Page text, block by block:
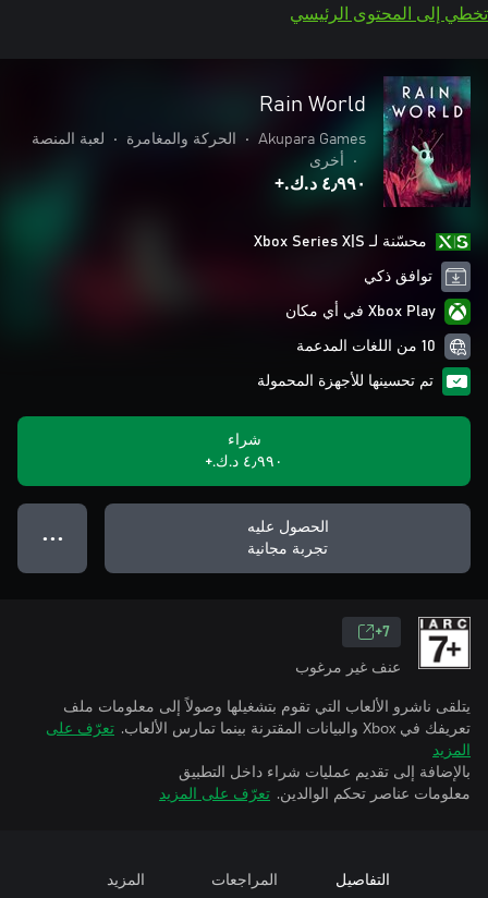
تخطي إلى المحتوى الرئيسي
Rain World
Akupara Games
• الحركة والمغامرة •
لعبة المنصة
•
أخرى
٤٫٩٩٠ د.ك.‏+
محسّنة لـ Xbox Series X|S
توافق ذكي
Xbox Play في أي مكان
10 من اللغات المدعمة
تم تحسينها للأجهزة المحمولة
شراء
٤٫٩٩٠ د.ك.‏+
الحصول عليه
تجربة مجانية
● ● ●
7+
عنف غير مرغوب
يتلقى ناشرو الألعاب التي تقوم بتشغيلها وصولاً إلى معلومات ملف
تعريفك في Xbox والبيانات المقترنة بينما تمارس الألعاب.
تعرّف على
المزيد
بالإضافة إلى تقديم عمليات شراء داخل التطبيق
معلومات عناصر تحكم الوالدين. تعرّف على المزيد
التفاصيل المراجعات المزيد